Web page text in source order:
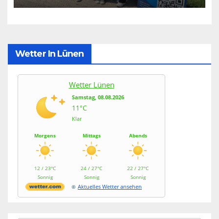
Wetter In Lünen
Wetter Lünen
Samstag, 08.08.2026
11°C
Klar
Morgens
12 / 23°C
Sonnig
Mittags
24 / 27°C
Sonnig
Abends
22 / 27°C
Sonnig
Aktuelles Wetter ansehen